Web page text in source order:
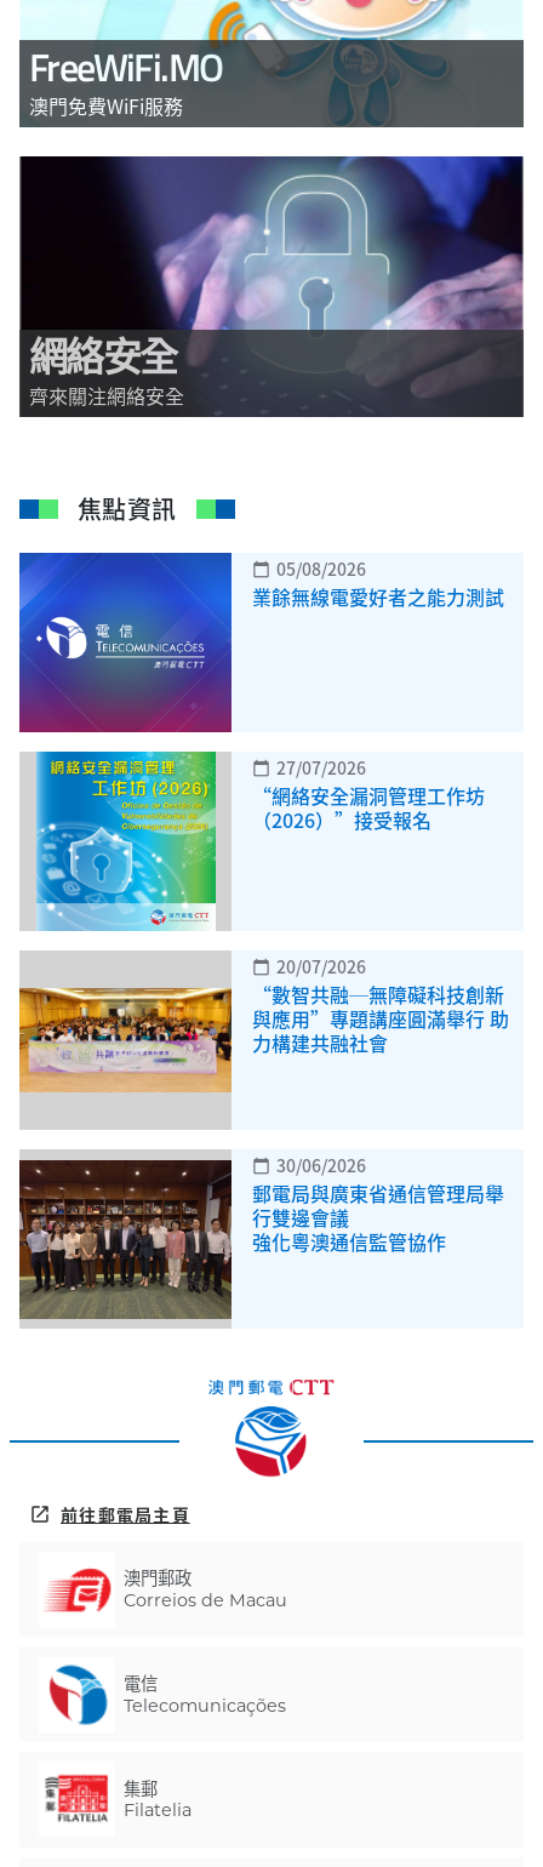
FreeWiFi.MO
澳門免費WiFi服務
網絡安全
齊來關注網絡安全
焦點資訊
calendar_today 05/08/2026
業餘無線電愛好者之能力測試
calendar_today 27/07/2026
“網絡安全漏洞管理工作坊
（2026）”接受報名
calendar_today 20/07/2026
“數智共融─無障礙科技創新
與應用”專題講座圓滿舉行 助
力構建共融社會
calendar_today 30/06/2026
郵電局與廣東省通信管理局舉
行雙邊會議
強化粵澳通信監管協作
open_in_new 前往郵電局主頁
澳門郵政
Correios de Macau
電信
Telecomunicações
集郵
Filatelia